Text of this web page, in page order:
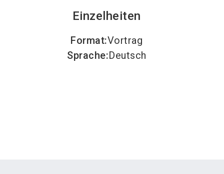
Einzelheiten
Format:Vortrag
Sprache:Deutsch